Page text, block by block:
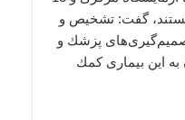
گفت: تشخيص و
پزشك و
به اين بيماری كمك